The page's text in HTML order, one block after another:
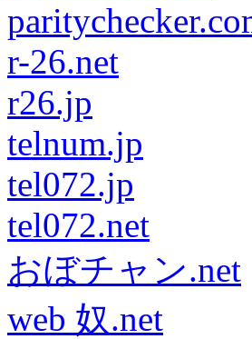
r-26.net
r26.jp
telnum.jp
tel072.jp
tel072.net
おぼチャン.net
web 奴.net